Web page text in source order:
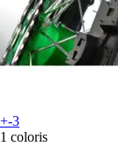
+-3
1 coloris